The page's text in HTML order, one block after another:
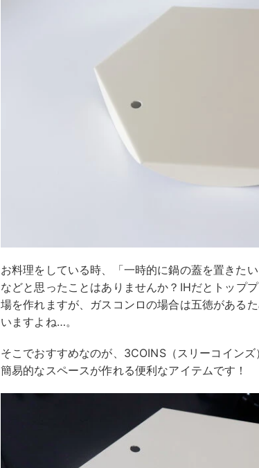
お料理をしている時、「一時的に鍋の蓋を置きた
などと思ったことはありませんか？IHだとトップ
場を作れますが、ガスコンロの場合は五徳がある
いますよね…。
そこでおすすめなのが、3COINS（スリーコイン
簡易的なスペースが作れる便利なアイテムです！